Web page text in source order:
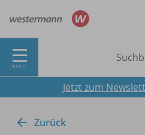
MENÜ
Jetzt zum
Zurück